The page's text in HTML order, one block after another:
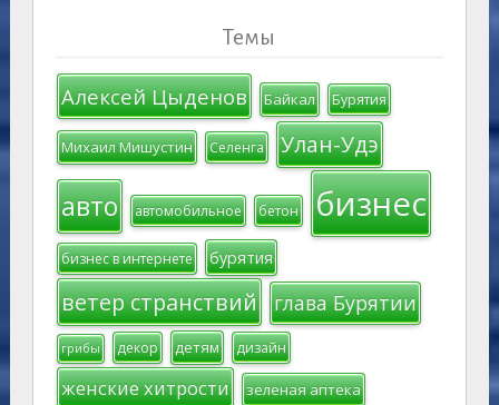
Темы
Алексей Цыденов Байкал Бурятия
Михаил Мишустин Селенга Улан-Удэ
авто автомобильное бетон бизнес
бизнес в интернете бурятия
ветер странствий глава Бурятии
грибы декор детям дизайн
женские хитрости зеленая аптека